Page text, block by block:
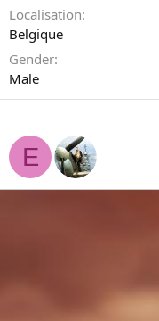
Localisation
Belgique
Gender
Male
E